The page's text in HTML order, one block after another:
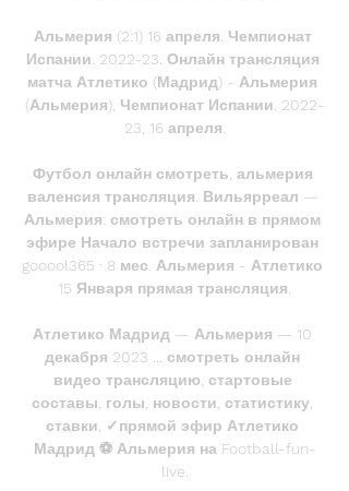
Альмерия (2:1) 16 апреля. Чемпионат
Испании. 2022-23. Онлайн трансляция
матча Атлетико (Мадрид) - Альмерия
(Альмерия), Чемпионат Испании. 2022-
23, 16 апреля.
Футбол онлайн смотреть, альмерия
валенсия трансляция. Вильярреал —
Альмерия: смотреть онлайн в прямом
эфире Начало встречи запланирован
gooool365 · 8 мес. Альмерия - Атлетико
15 Января прямая трансляция.
Атлетико Мадрид — Альмерия — 10
декабря 2023 ... смотреть онлайн
видео трансляцию, стартовые
составы, голы, новости, статистику,
ставки, ✓прямой эфир Атлетико
Мадрид ⚽ Альмерия на Football-fun-
live.